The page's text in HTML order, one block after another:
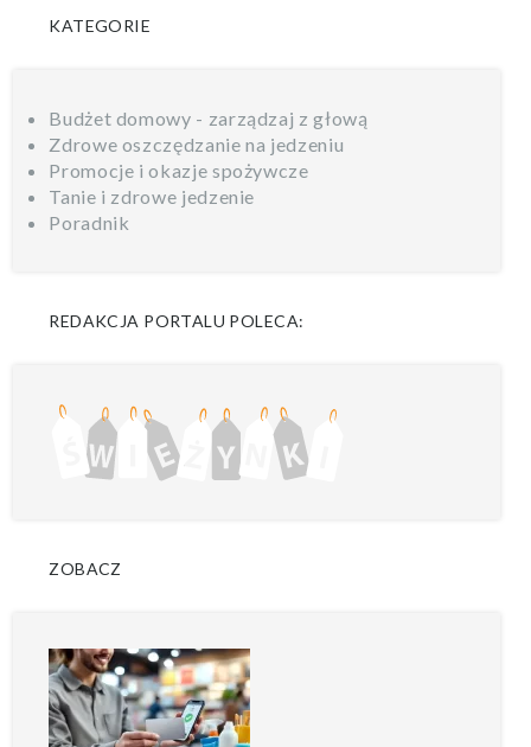
KATEGORIE
Budżet domowy - zarządzaj z głową
Zdrowe oszczędzanie na jedzeniu
Promocje i okazje spożywcze
Tanie i zdrowe jedzenie
Poradnik
REDAKCJA PORTALU POLECA:
ZOBACZ